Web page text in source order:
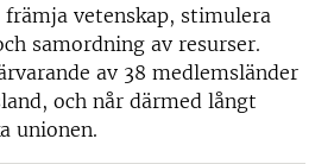
vetenskap, stimulera
samordning av resurser.
av 38 medlemsländer
och når därmed långt
unionen.